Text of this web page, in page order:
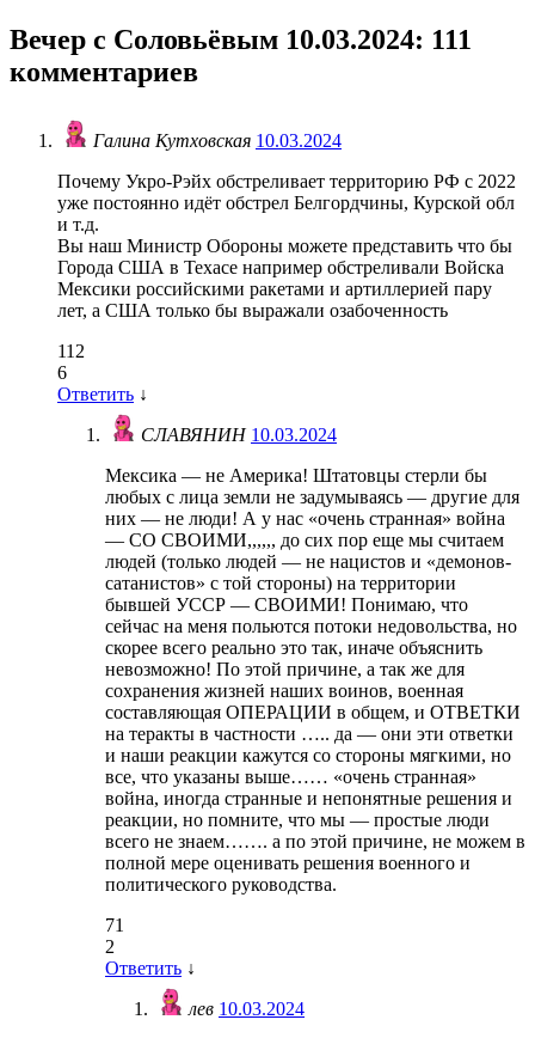
Вечер с Соловьёвым 10.03.2024: 111
комментариев
Галина Кутховская 10.03.2024
Почему Укро-Рэйх обстреливает территорию РФ с 2022
уже постоянно идёт обстрел Белгордчины, Курской обл
и т.д.
Вы наш Министр Обороны можете представить что бы
Города США в Техасе например обстреливали Войска
Мексики российскими ракетами и артиллерией пару
лет, а США только бы выражали озабоченность
112
6
Ответить ↓
СЛАВЯНИН 10.03.2024
Мексика — не Америка! Штатовцы стерли бы
любых с лица земли не задумываясь — другие для
них — не люди! А у нас «очень странная» война
— СО СВОИМИ,,,,,, до сих пор еще мы считаем
людей (только людей — не нацистов и «демонов-
сатанистов» с той стороны) на территории
бывшей УССР — СВОИМИ! Понимаю, что
сейчас на меня польются потоки недовольства, но
скорее всего реально это так, иначе объяснить
невозможно! По этой причине, а так же для
сохранения жизней наших воинов, военная
составляющая ОПЕРАЦИИ в общем, и ОТВЕТКИ
на теракты в частности ….. да — они эти ответки
и наши реакции кажутся со стороны мягкими, но
все, что указаны выше…… «очень странная»
война, иногда странные и непонятные решения и
реакции, но помните, что мы — простые люди
всего не знаем……. а по этой причине, не можем в
полной мере оценивать решения военного и
политического руководства.
71
2
Ответить ↓
лев 10.03.2024